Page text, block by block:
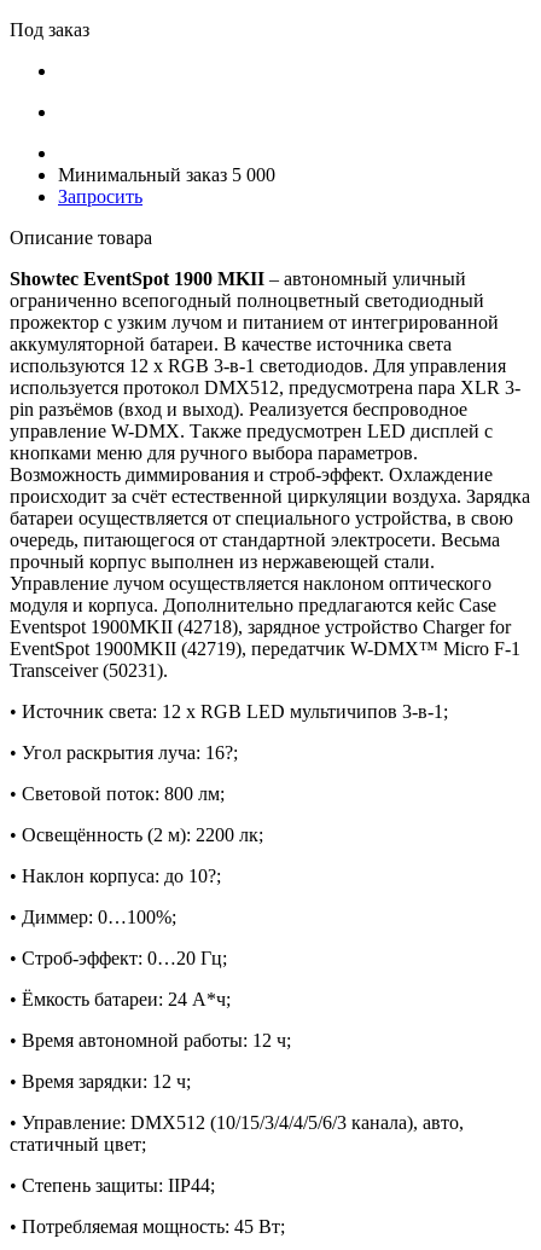
Под заказ
Минимальный заказ 5 000
Запросить
Описание товара
Showtec EventSpot 1900 MKII – автономный уличный
ограниченно всепогодный полноцветный светодиодный
прожектор с узким лучом и питанием от интегрированной
аккумуляторной батареи. В качестве источника света
используются 12 х RGB 3-в-1 светодиодов. Для управления
используется протокол DMX512, предусмотрена пара XLR 3-
pin разъёмов (вход и выход). Реализуется беспроводное
управление W-DMX. Также предусмотрен LED дисплей с
кнопками меню для ручного выбора параметров.
Возможность диммирования и строб-эффект. Охлаждение
происходит за счёт естественной циркуляции воздуха. Зарядка
батареи осуществляется от специального устройства, в свою
очередь, питающегося от стандартной электросети. Весьма
прочный корпус выполнен из нержавеющей стали.
Управление лучом осуществляется наклоном оптического
модуля и корпуса. Дополнительно предлагаются кейс Case
Eventspot 1900MKII (42718), зарядное устройство Charger for
EventSpot 1900MKII (42719), передатчик W-DMX™ Micro F-1
Transceiver (50231).
• Источник света: 12 х RGB LED мультичипов 3-в-1;
• Угол раскрытия луча: 16?;
• Световой поток: 800 лм;
• Освещённость (2 м): 2200 лк;
• Наклон корпуса: до 10?;
• Диммер: 0…100%;
• Строб-эффект: 0…20 Гц;
• Ёмкость батареи: 24 А*ч;
• Время автономной работы: 12 ч;
• Время зарядки: 12 ч;
• Управление: DMX512 (10/15/3/4/4/5/6/3 канала), авто,
статичный цвет;
• Степень защиты: IIP44;
• Потребляемая мощность: 45 Вт;